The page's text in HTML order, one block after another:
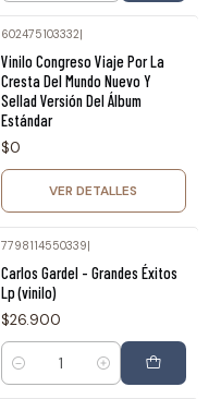
602475103332
Vinilo Congreso Viaje Por La
Cresta Del Mundo Nuevo Y
Sellad Versión Del Álbum
Estándar
$0
VER DETALLES
7798114550339|
Carlos Gardel - Grandes Éxitos
Lp (vinilo)
$26.900
Cantidad